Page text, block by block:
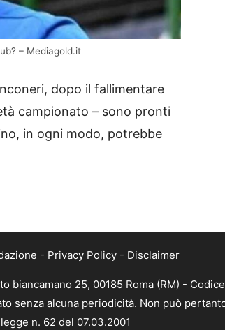
– Mediagold.it
dopo il fallimentare
campionato – sono pronti
in ogni modo, potrebbe
- Privacy Policy - Disclaimer
25, 00185 Roma (RM) -
senza alcuna periodicità. Non può
n. 62 del 07.03.2001